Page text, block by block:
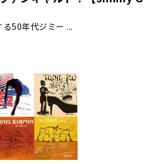
50年代ジミー ...